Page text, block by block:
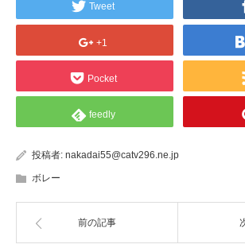
Tweet
+1
Pocket
feedly
投稿者: nakadai55@catv296.ne.jp
ボレー
前の記事